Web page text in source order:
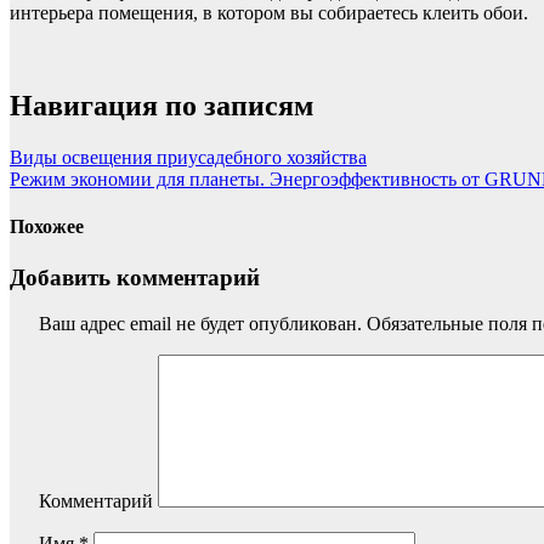
интерьера помещения, в котором вы собираетесь клеить обои.
Навигация по записям
Виды освещения приусадебного хозяйства
Режим экономии для планеты. Энергоэффективность от
Похожее
Добавить комментарий
Ваш адрес email не будет опубликован. Обязательные поля
Комментарий